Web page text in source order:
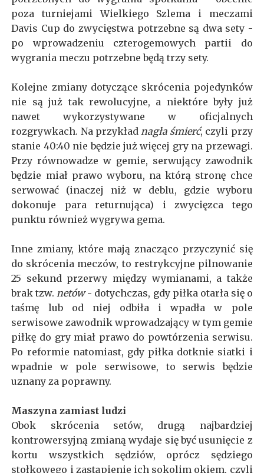
poza turniejami Wielkiego Szlema i meczami
Davis Cup do zwycięstwa potrzebne są dwa sety -
po wprowadzeniu czterogemowych partii do
wygrania meczu potrzebne będą trzy sety.
Kolejne zmiany dotyczące skrócenia pojedynków
nie są już tak rewolucyjne, a niektóre były już
nawet wykorzystywane w oficjalnych
rozgrywkach. Na przykład nagła śmierć, czyli przy
stanie 40:40 nie będzie już więcej gry na przewagi.
Przy równowadze w gemie, serwujący zawodnik
będzie miał prawo wyboru, na którą stronę chce
serwować (inaczej niż w deblu, gdzie wyboru
dokonuje para returnująca) i zwycięzca tego
punktu również wygrywa gema.
Inne zmiany, które mają znacząco przyczynić się
do skrócenia meczów, to restrykcyjne pilnowanie
25 sekund przerwy między wymianami, a także
brak tzw. netów- dotychczas, gdy piłka otarła się o
taśmę lub od niej odbiła i wpadła w pole
serwisowe zawodnik wprowadzający w tym gemie
piłkę do gry miał prawo do powtórzenia serwisu.
Po reformie natomiast, gdy piłka dotknie siatki i
wpadnie w pole serwisowe, to serwis będzie
uznany za poprawny.
Maszyna zamiast ludzi
Obok skrócenia setów, drugą najbardziej
kontrowersyjną zmianą wydaje się być usunięcie z
kortu wszystkich sędziów, oprócz sędziego
stołkowego i zastąpienie ich sokolim okiem, czyli